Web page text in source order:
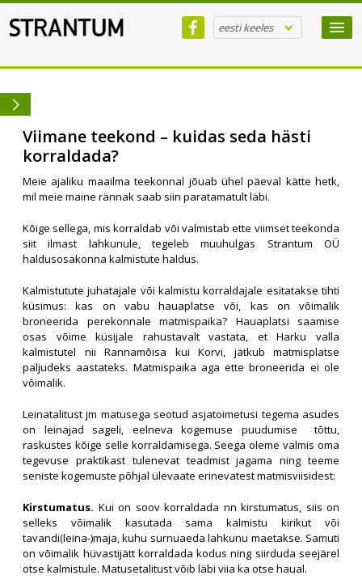
eesti keeles
Viimane teekond – kuidas seda hästi
korraldada?
Meie ajaliku maailma teekonnal jõuab ühel päeval kätte hetk,
mil meie maine rännak saab siin paratamatult läbi.
Kõige sellega, mis korraldab või valmistab ette viimset teekonda
siit ilmast lahkunule, tegeleb muuhulgas Strantum OÜ
haldusosakonna kalmistute haldus.
Kalmistutute juhatajale või kalmistu korraldajale esitatakse tihti
küsimus: kas on vabu hauaplatse või, kas on võimalik
broneerida perekonnale matmispaika? Hauaplatsi saamise
osas võime küsijale rahustavalt vastata, et Harku valla
kalmistutel nii Rannamõisa kui Korvi, jätkub matmisplatse
paljudeks aastateks. Matmispaika aga ette broneerida ei ole
võimalik.
Leinatalitust jm matusega seotud asjatoimetusi tegema asudes
on leinajad sageli, eelneva kogemuse puudumise tõttu,
raskustes kõige selle korraldamisega. Seega oleme valmis oma
tegevuse praktikast tulenevat teadmist jagama ning teeme
seniste kogemuste põhjal ülevaate erinevatest matmisviisidest:
Kirstumatus. Kui on soov korraldada nn kirstumatus, siis on
selleks võimalik kasutada sama kalmistu kirikut või
tavandi(leina-)maja, kuhu surnuaeda lahkunu maetakse. Samuti
on võimalik hüvastijätt korraldada kodus ning siirduda seejärel
otse kalmistule. Matusetalitust võib läbi viia ka otse haual.